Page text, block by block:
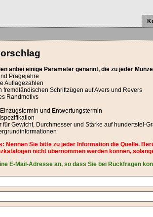
anbei einige Parameter genannt, die zu jeder
Prägejahre
Auflagezahlen
fremdländischen Schriftzügen auf Avers und Revers
Randmotivs
und Entwertungstermin
für Gewicht, Durchmesser und Stärke auf hundertstel-
Nennen Sie bitte zu jeder Information die Quelle.
nicht übernommen werden können,
E-Mail-Adresse an, so dass Sie bei Rückfragen